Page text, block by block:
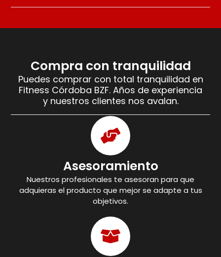
Compra con tranquilidad
Puedes comprar con total tranquilidad en
Fitness Córdoba BZF. Años de experiencia
y nuestros clientes nos avalan.
Asesoramiento
Nuestros profesionales te asesoran para que
adquieras el producto que mejor se adapte a tus
objetivos.